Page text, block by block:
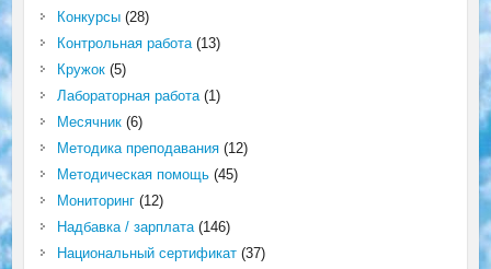
Конкурсы(28)
Контрольная работа(13)
Кружок(5)
Лабораторная работа(1)
Месячник(6)
Методика преподавания(12)
Методическая помощь(45)
Мониторинг(12)
Надбавка / зарплата(146)
Национальный сертификат(37)